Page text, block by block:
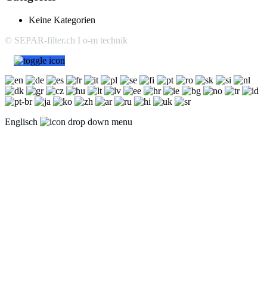
Keine Kategorien
© SEPAR-filter.ch I o-m technik
Englisch